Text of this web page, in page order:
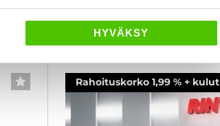
HYVÄKSY
KATSO TIEDOT
SUOSIKKI Rahoituskorko 1,99 % + kulut